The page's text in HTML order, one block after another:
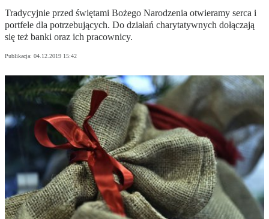
Tradycyjnie przed świętami Bożego Narodzenia otwieramy serca i
portfele dla potrzebujących. Do działań charytatywnych dołączają
się też banki oraz ich pracownicy.
Publikacja: 04.12.2019 15:42